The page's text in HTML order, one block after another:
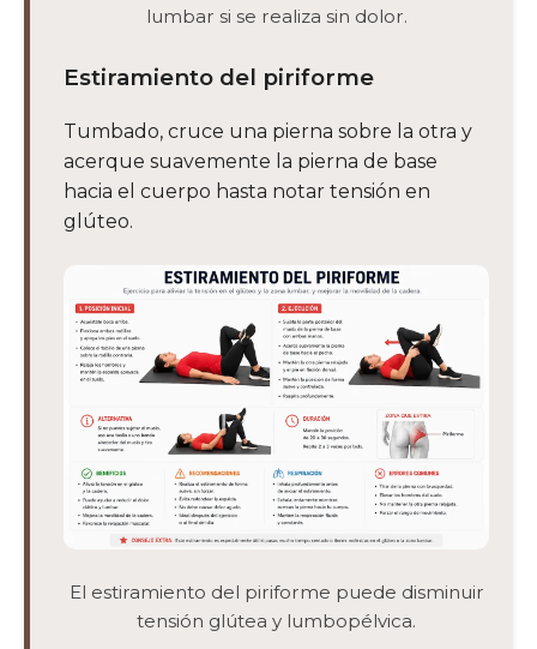
lumbar si se realiza sin dolor.
Estiramiento del piriforme
Tumbado, cruce una pierna sobre la otra y
acerque suavemente la pierna de base
hacia el cuerpo hasta notar tensión en
glúteo.
El estiramiento del piriforme puede disminuir
tensión glútea y lumbopélvica.